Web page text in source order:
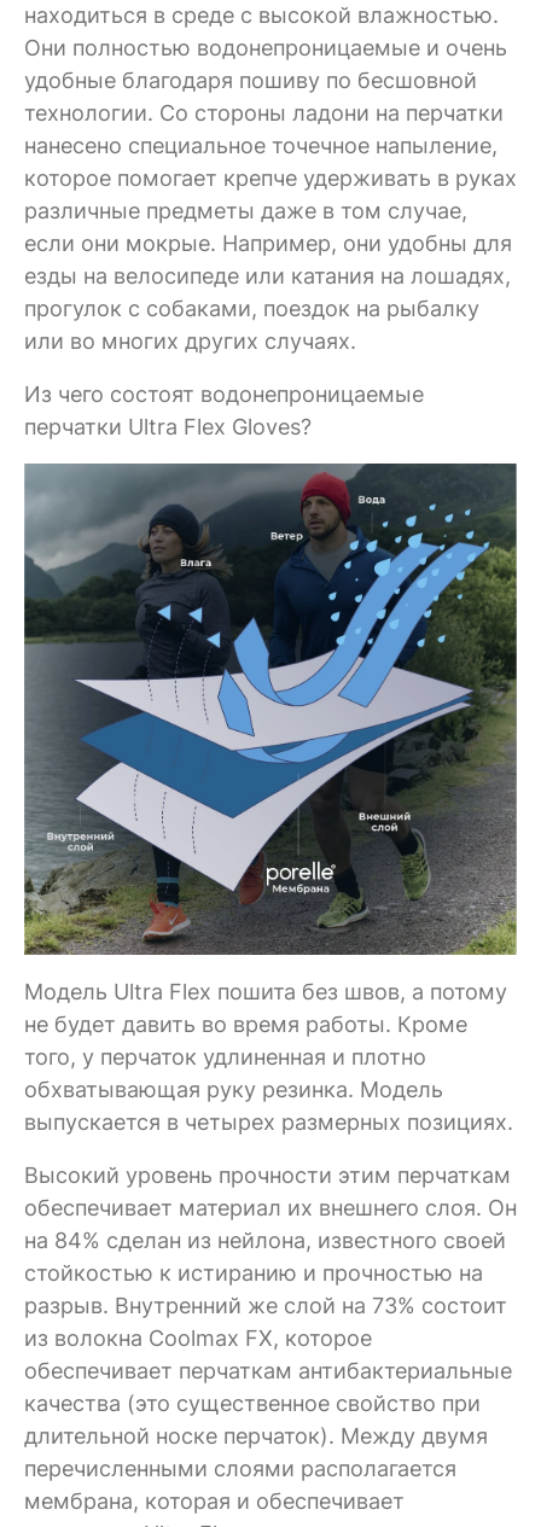
находиться в среде с высокой влажностью.
Они полностью водонепроницаемые и очень
удобные благодаря пошиву по бесшовной
технологии. Со стороны ладони на перчатки
нанесено специальное точечное напыление,
которое помогает крепче удерживать в руках
различные предметы даже в том случае,
если они мокрые. Например, они удобны для
езды на велосипеде или катания на лошадях,
прогулок с собаками, поездок на рыбалку
или во многих других случаях.
Из чего состоят водонепроницаемые
перчатки Ultra Flex Gloves?
Модель Ultra Flex пошита без швов, а потому
не будет давить во время работы. Кроме
того, у перчаток удлиненная и плотно
обхватывающая руку резинка. Модель
выпускается в четырех размерных позициях.
Высокий уровень прочности этим перчаткам
обеспечивает материал их внешнего слоя. Он
на 84% сделан из нейлона, известного своей
стойкостью к истиранию и прочностью на
разрыв. Внутренний же слой на 73% состоит
из волокна Coolmax FX, которое
обеспечивает перчаткам антибактериальные
качества (это существенное свойство при
длительной носке перчаток). Между двумя
перечисленными слоями располагается
мембрана, которая и обеспечивает